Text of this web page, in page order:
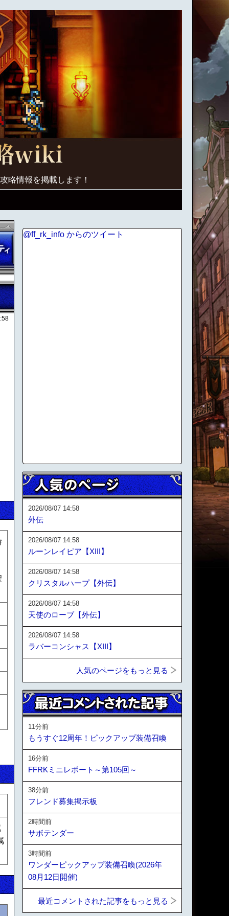
略情報を掲載します！
@ff_rk_info からのツイート
2026/08/07 14:58
外伝
2026/08/07 14:58
ルーンレイピア【XIII】
2026/08/07 14:58
クリスタルハープ【外伝】
2026/08/07 14:58
天使のローブ【外伝】
2026/08/07 14:58
ラバーコンシャス【XIII】
人気のページをもっと見る
11分前
もうすぐ12周年！ピックアップ装備召喚
16分前
FFRKミニレポート～第105回～
38分前
フレンド募集掲示板
2時間前
サボテンダー
3時間前
ワンダーピックアップ装備召喚(2026年
08月12日開催)
最近コメントされた記事をもっと見る